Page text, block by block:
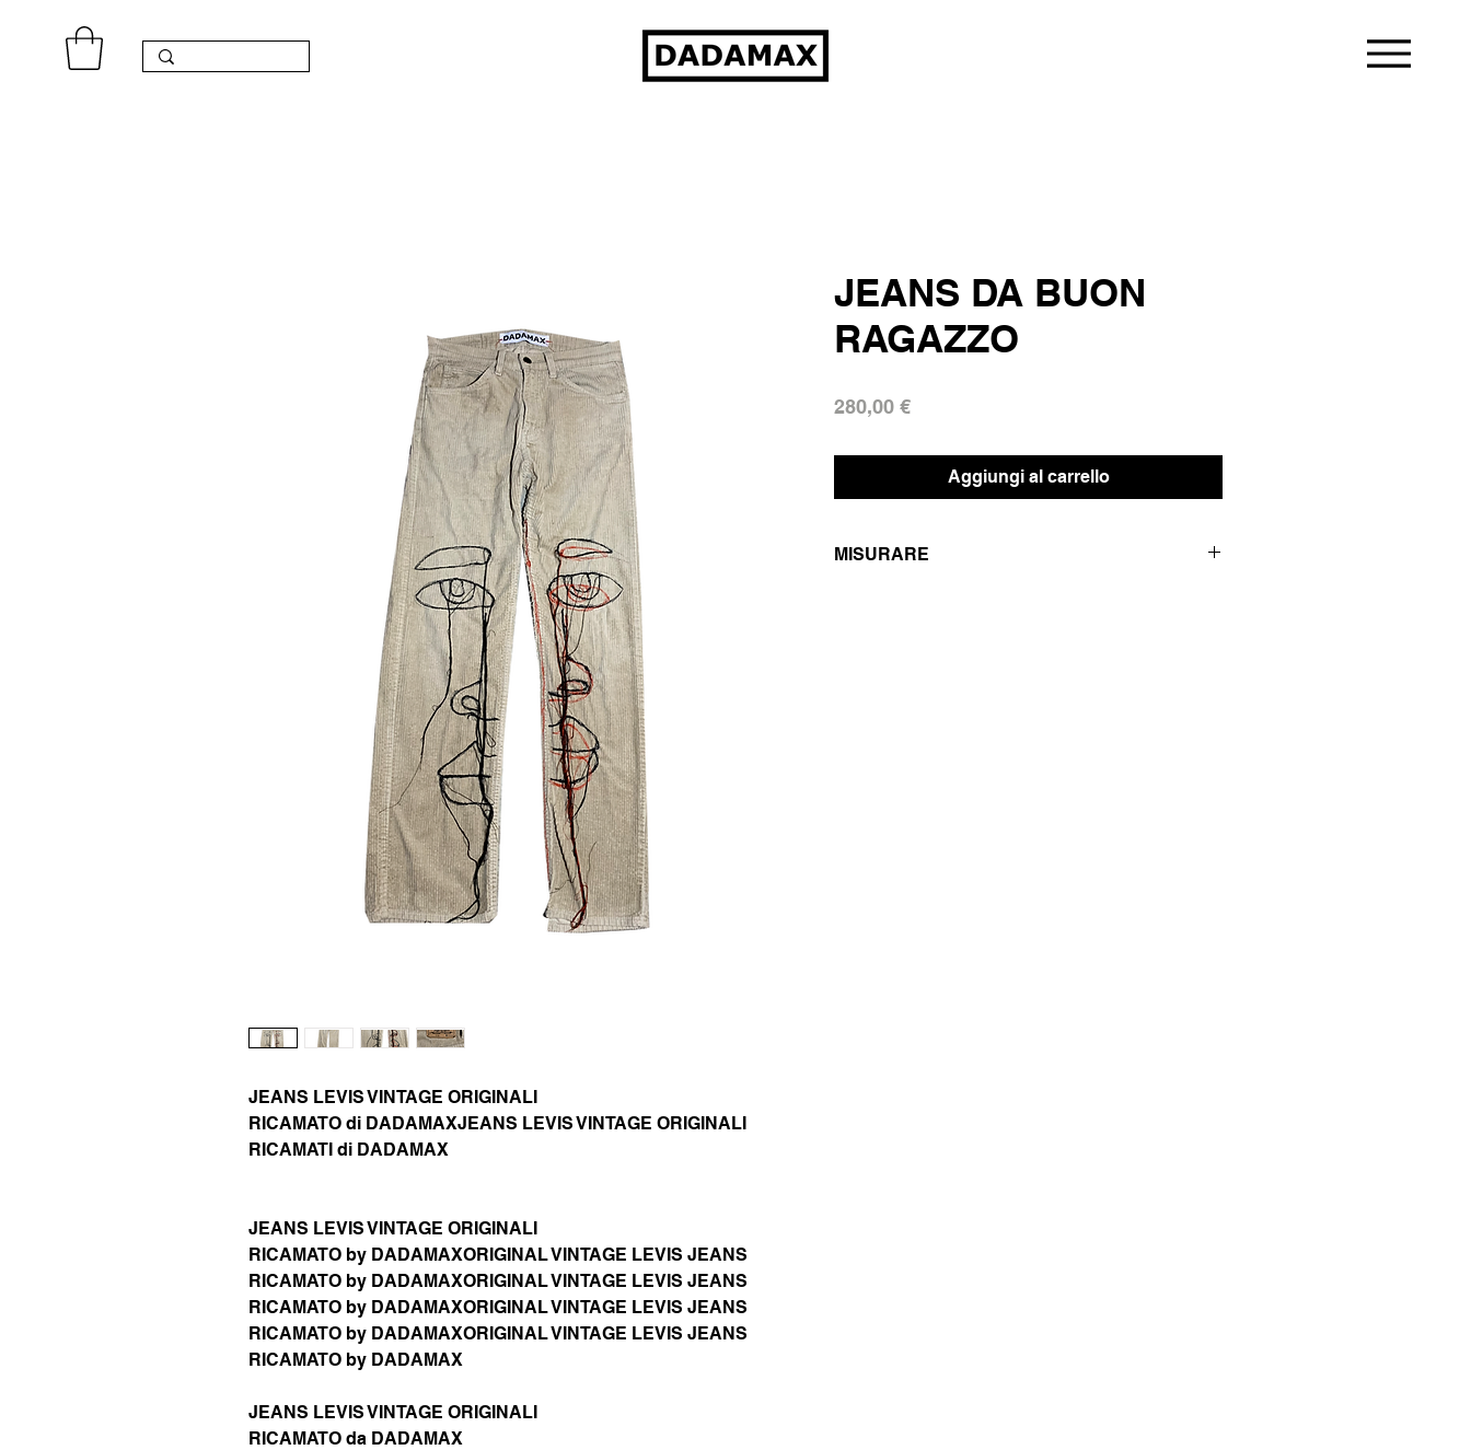
JEANS LEVIS VINTAGE ORIGINALI
RICAMATO di DADAMAXJEANS LEVIS VINTAGE ORIGINALI
RICAMATI di DADAMAX
JEANS LEVIS VINTAGE ORIGINALI
RICAMATO by DADAMAXORIGINAL VINTAGE LEVIS JEANS
RICAMATO by DADAMAXORIGINAL VINTAGE LEVIS JEANS
RICAMATO by DADAMAXORIGINAL VINTAGE LEVIS JEANS
RICAMATO by DADAMAXORIGINAL VINTAGE LEVIS JEANS
RICAMATO by DADAMAX
JEANS LEVIS VINTAGE ORIGINALI
RICAMATO da DADAMAX
JEANS DA BUON
RAGAZZO
280,00 €Prezzo
Aggiungi al carrello
MISURARE